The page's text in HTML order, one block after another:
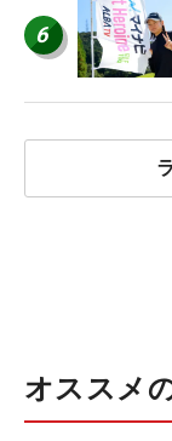
6
オススメ